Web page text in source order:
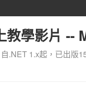
學影片 --
.NET 1.x起，已出版